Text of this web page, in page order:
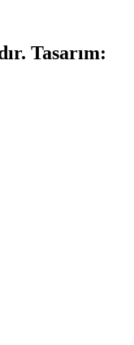
Tasarım: